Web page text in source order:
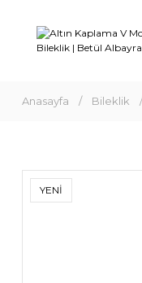
Anasayfa Bileklik
YENİ